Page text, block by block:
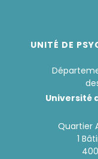
UNITÉ DE
Université
Quartier
1